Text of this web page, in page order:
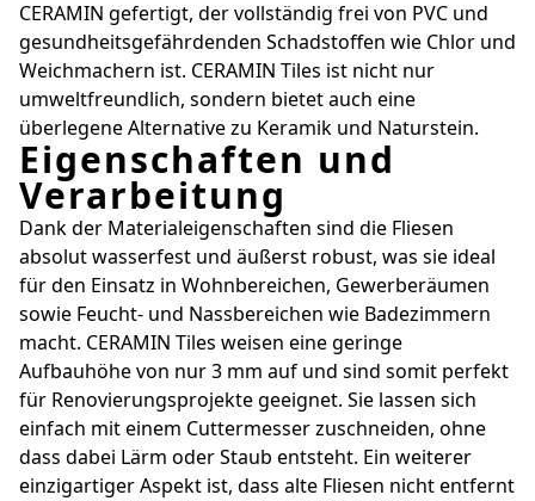
CERAMIN gefertigt, der vollständig frei von PVC und
gesundheitsgefährdenden Schadstoffen wie Chlor und
Weichmachern ist. CERAMIN Tiles ist nicht nur
umweltfreundlich, sondern bietet auch eine
überlegene Alternative zu Keramik und Naturstein.
Eigenschaften und
Verarbeitung
Dank der Materialeigenschaften sind die Fliesen
absolut wasserfest und äußerst robust, was sie ideal
für den Einsatz in Wohnbereichen, Gewerberäumen
sowie Feucht- und Nassbereichen wie Badezimmern
macht. CERAMIN Tiles weisen eine geringe
Aufbauhöhe von nur 3 mm auf und sind somit perfekt
für Renovierungsprojekte geeignet. Sie lassen sich
einfach mit einem Cuttermesser zuschneiden, ohne
dass dabei Lärm oder Staub entsteht. Ein weiterer
einzigartiger Aspekt ist, dass alte Fliesen nicht entfernt